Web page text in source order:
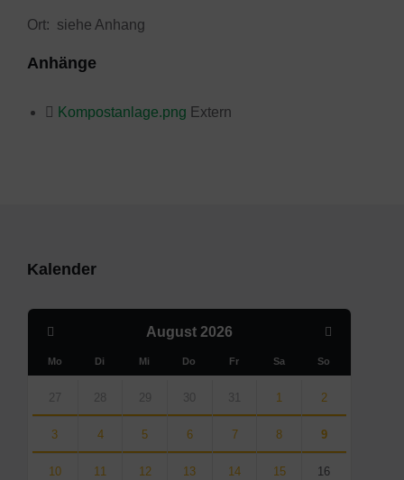
Ort: siehe Anhang
Anhänge
Kompostanlage.png Extern
Kalender
August 2026
Month
Mo Di Mi Do Fr Sa So
calendar
days
27 28 29 30 31 1 2
3 4 5 6 7 8 9
10 11 12 13 14 15 16